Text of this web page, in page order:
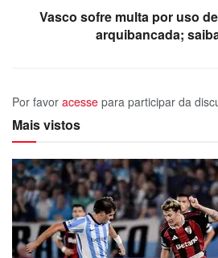
Vasco sofre multa por uso
arquibancada;
Por favor acesse para participar da
Mais vistos